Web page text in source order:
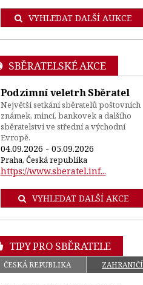
VYHLEDAT DALŠÍ AUKCE
SBĚRATELSKÉ AKCE
Podzimní veletrh Sběratel
Největší setkání sběratelů poštovních
známek, mincí, bankovek a dalšího
sběratelstvi ve střední a východní
Evropě.
04.09.2026 - 05.09.2026
Praha, Česká republika
https://www.sberatel.inf...
VYHLEDAT DALŠÍ AKCE
TIPY PRO SBĚRATELE
ČESKÁ REPUBLIKA ZAHRANIČÍ